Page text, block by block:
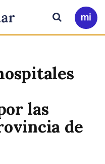
Ir
a
Buscar
las
de